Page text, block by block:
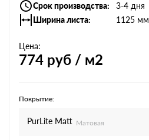
Срок производства
3-4 дня
Ширина листа
1125 мм
Цена:
774 руб / м2
Покрытие:
PurLite Мatt Матовая